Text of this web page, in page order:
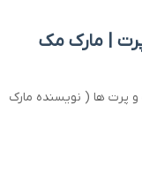
| مارک مک
پرت ها ( نویسنده مارک